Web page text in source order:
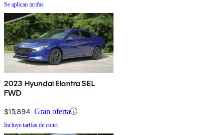
Se aplican tarifas
2023 Hyundai Elantra SEL
FWD
$15,894 Gran oferta
Incluye tarifas de conc.